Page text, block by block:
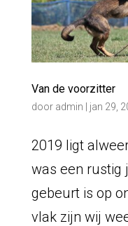
Van de voorzitter
door admin jan 29,
2019 ligt
was een rustig
gebeurt is op
vlak zijn wij